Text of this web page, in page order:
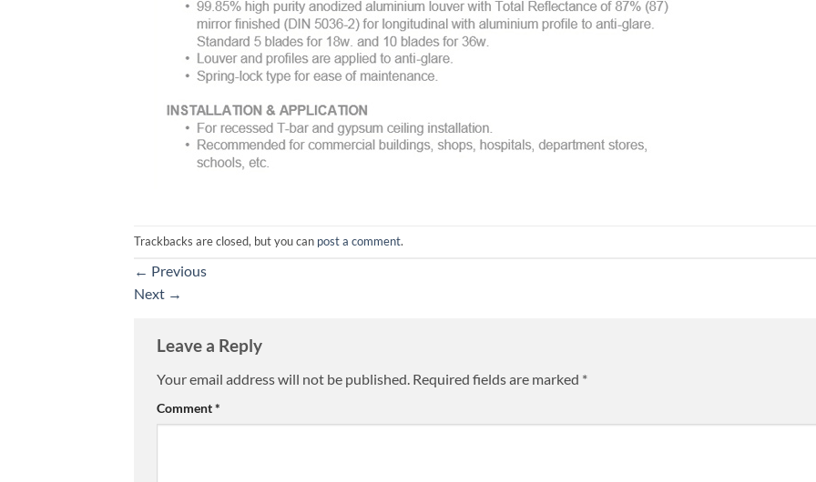
Trackbacks are closed, but you can post a comment.
← Previous
Next →
Leave a Reply
Your email address will not be published. Required fields are marked *
Comment*